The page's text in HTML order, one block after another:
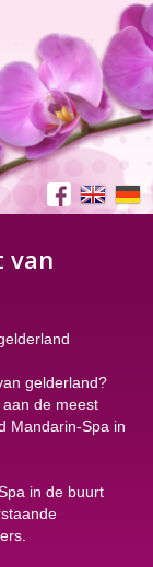
van
gelderland?
de meest
Mandarin-Spa in
in de buurt